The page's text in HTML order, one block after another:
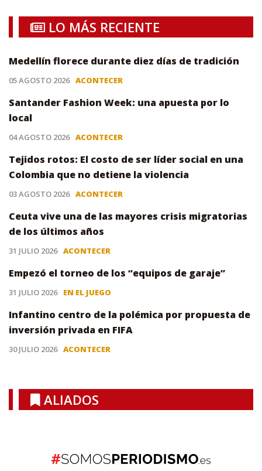
LO MÁS RECIENTE
Medellín florece durante diez días de tradición
05 AGOSTO 2026 ACONTECER
Santander Fashion Week: una apuesta por lo
local
04 AGOSTO 2026 ACONTECER
Tejidos rotos: El costo de ser líder social en una
Colombia que no detiene la violencia
03 AGOSTO 2026 ACONTECER
Ceuta vive una de las mayores crisis migratorias
de los últimos años
31 JULIO 2026 ACONTECER
Empezó el torneo de los “equipos de garaje”
31 JULIO 2026 EN EL JUEGO
Infantino centro de la polémica por propuesta de
inversión privada en FIFA
30 JULIO 2026 ACONTECER
ALIADOS